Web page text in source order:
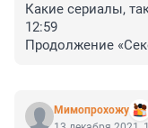
Какие сериалы,
12:59
Продолжение
Мимопрохожу